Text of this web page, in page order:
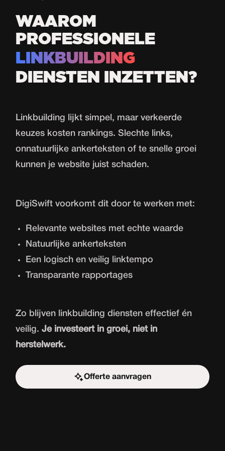
WAAROM
PROFESSIONELE
LINKBUILDING
DIENSTEN INZETTEN?
Linkbuilding lijkt simpel, maar verkeerde
keuzes kosten rankings. Slechte links,
onnatuurlijke ankerteksten of te snelle groei
kunnen je website juist schaden.
DigiSwift voorkomt dit door te werken met:
Relevante websites met echte waarde
Natuurlijke ankerteksten
Een logisch en veilig linktempo
Transparante rapportages
Zo blijven linkbuilding diensten effectief én
veilig.Je investeert in groei, niet in
herstelwerk.
Offerte aanvragen
Start de uitdaging